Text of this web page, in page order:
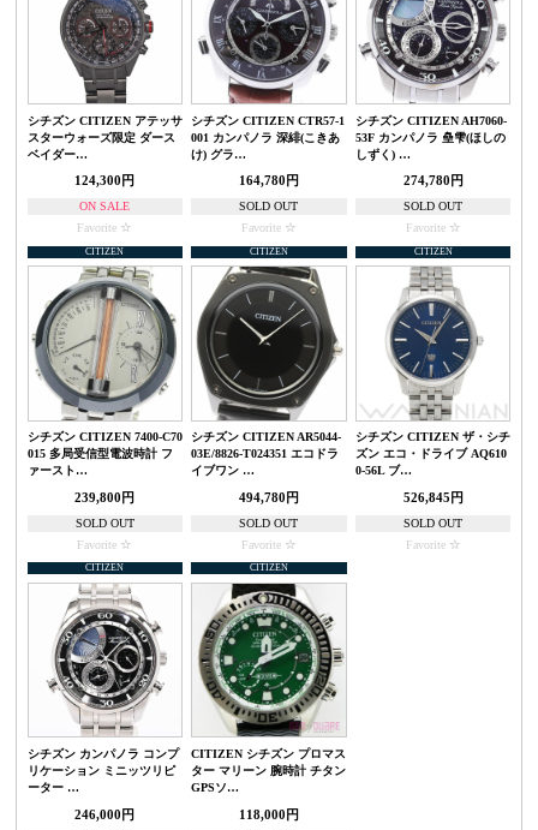
シチズン CITIZEN アテッサ
スターウォーズ限定 ダース
ベイダー…
124,300円
ON SALE
Favorite
シチズン CITIZEN CTR57-1
001 カンパノラ 深緋(こきあ
け) グラ…
164,780円
SOLD OUT
Favorite
シチズン CITIZEN AH7060-
53F カンパノラ 皨雫(ほしの
しずく) …
274,780円
SOLD OUT
Favorite
CITIZEN
シチズン CITIZEN 7400-C70
015 多局受信型電波時計 フ
ァースト…
239,800円
SOLD OUT
Favorite
CITIZEN
シチズン CITIZEN AR5044-
03E/8826-T024351 エコドラ
イブワン …
494,780円
SOLD OUT
Favorite
CITIZEN
シチズン CITIZEN ザ・シチ
ズン エコ・ドライブ AQ610
0-56L ブ…
526,845円
SOLD OUT
Favorite
CITIZEN
シチズン カンパノラ コンプ
リケーション ミニッツリピ
ーター …
246,000円
CITIZEN
CITIZEN シチズン プロマス
ター マリーン 腕時計 チタン
GPSソ…
118,000円